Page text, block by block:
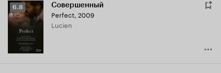
Рейтинг
Кинопоиска
6.8
6.8 Совершенный
Perfect, 2009
Lucien